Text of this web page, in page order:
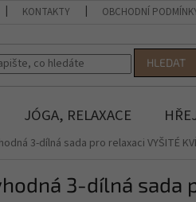
KONTAKTY OBCHODNÍ
HLEDAT
JÓGA, RELAXACE
3-dílná sada pro relaxaci VYŠITÉ
3-dílná sada